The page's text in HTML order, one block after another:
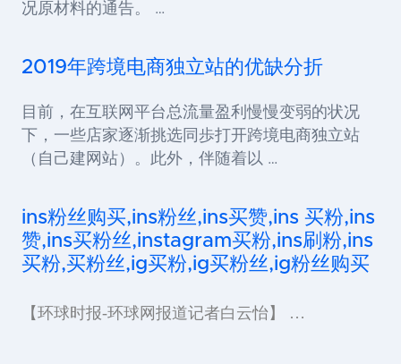
况原材料的通告。 …
2019年跨境电商独立站的优缺分折
目前，在互联网平台总流量盈利慢慢变弱的状况
下，一些店家逐渐挑选同歩打开跨境电商独立站
（自己建网站）。此外，伴随着以 …
ins粉丝购买,ins粉丝,ins买赞,ins 买粉,ins
赞,ins买粉丝,instagram买粉,ins刷粉,ins
买粉,买粉丝,ig买粉,ig买粉丝,ig粉丝购买
【环球时报-环球网报道记者白云怡】 …